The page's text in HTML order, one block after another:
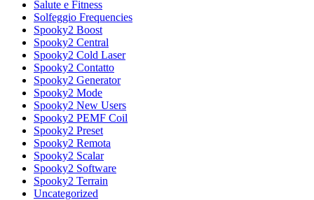
Salute e Fitness
Solfeggio Frequencies
Spooky2 Boost
Spooky2 Central
Spooky2 Cold Laser
Spooky2 Contatto
Spooky2 Generator
Spooky2 Mode
Spooky2 New Users
Spooky2 PEMF Coil
Spooky2 Preset
Spooky2 Remota
Spooky2 Scalar
Spooky2 Software
Spooky2 Terrain
Uncategorized